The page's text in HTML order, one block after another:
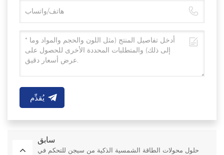
يُقدِّم
سابق
حلول محولات الطاقة الشمسية الذكية من سيجن للتحكم في